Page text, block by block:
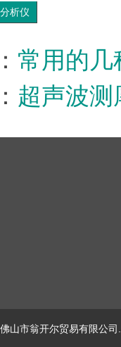
析仪
常用的几
超声波
山市翁开尔贸易有限公